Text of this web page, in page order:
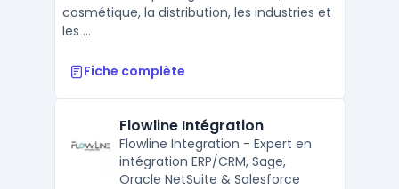
cosmétique, la distribution, les industries et
les ...
Fiche complète
Flowline Intégration
Flowline Integration - Expert en
intégration ERP/CRM, Sage,
Oracle NetSuite & Salesforce